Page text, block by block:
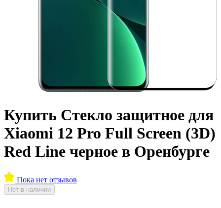
Купить Стекло защитное для
Xiaomi 12 Pro Full Screen (3D)
Red Line черное в Оренбурге
Пока нет отзывов
Нет в наличии